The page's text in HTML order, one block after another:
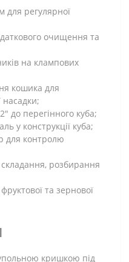
для регулярної
очищення та
на клампових
кошика для
насадки;
до перегінного куба;
у конструкції куба;
для контролю
розбирання
та зернової
кришкою під